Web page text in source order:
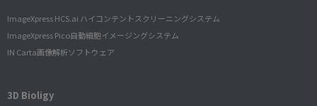
ImageXpress HCS.ai ハイコンテントスクリーニングシステム
ImageXpress Pico自動細胞イメージングシステム
IN Carta画像解析ソフトウェア
3D Bioligy